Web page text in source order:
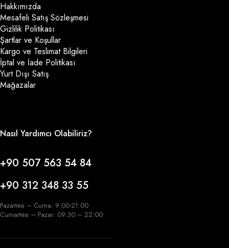
Hakkımızda
Mesafeli Satış Sözleşmesi
Gizlilik Politikası
Şartlar ve Koşullar
Kargo ve Teslimat Bilgileri
İptal ve İade Politikası
Yurt Dışı Satış
Mağazalar
Nasıl Yardımcı Olabiliriz?
+90 507 563 54 84
+90 312 348 33 55
Pazartesi – Cuma: 9:00-21:00
Cumartesi – Pazar: 09:30 – 22:00